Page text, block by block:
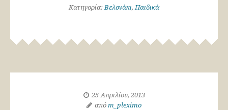
Κατηγορία:Βελονάκι,Παιδικά
25 Απριλίου, 2013
απόm_pleximo